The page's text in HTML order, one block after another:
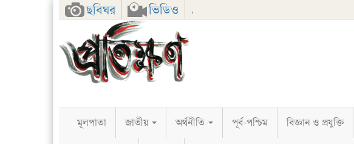
ছবিঘর ভিডিও ,
FacebookTwitterGoogle+
মূলপাতা জাতীয় অর্থনীতি পূর্ব-পশ্চিম বিজ্ঞান ও প্রযুক্তি